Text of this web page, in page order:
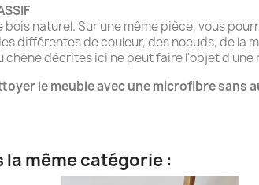
bois naturel. Sur une même pièce, vous
différentes de couleur, des noeuds, de la
décrites ici ne peut faire l'objet d'une
le meuble avec une microfibre sans
même catégorie :